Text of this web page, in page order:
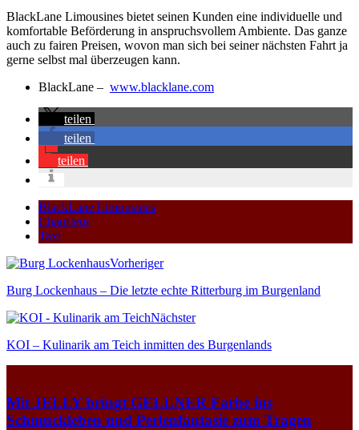
BlackLane Limousines bietet seinen Kunden eine individuelle und
komfortable Beförderung in anspruchsvollem Ambiente. Das ganze
auch zu fairen Preisen, wovon man sich bei seiner nächsten Fahrt ja
gerne selbst mal überzeugen kann.
BlackLane – www.blacklane.com
teilen
teilen
teilen
BlackLane Limousines
Chauffeur
Taxi
Vorheriger
Burg Lockenhaus – Die letzte echte Ritterburg im Burgenland
Nächster
KOI – Kulinarik am Teich inmitten des Burgenlands
Mit JELLY bringt GELLNER Farbe ins
Schmuckleben und Perlenfantasie zum Tragen